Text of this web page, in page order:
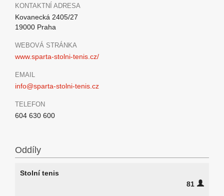
KONTAKTNÍ ADRESA
Kovanecká 2405/27
19000 Praha
WEBOVÁ STRÁNKA
www.sparta-stolni-tenis.cz/
EMAIL
info@sparta-stolni-tenis.cz
TELEFON
604 630 600
Oddíly
Stolní tenis
81